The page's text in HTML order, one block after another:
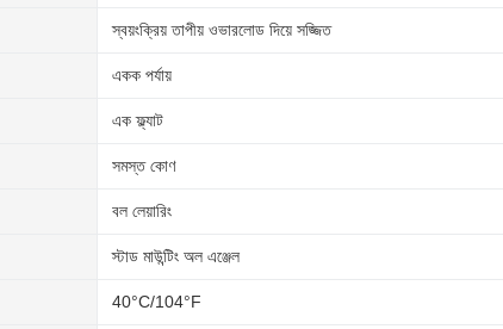
স্বয়ংক্রিয় তাপীয় ওভারলোড দিয়ে সজ্জিত
একক পর্যায়
এক ফ্ল্যাট
সমস্ত কোণ
বল লেয়ারিং
স্টাড মাউন্টিং অল এঞ্জেল
40°C/104°F